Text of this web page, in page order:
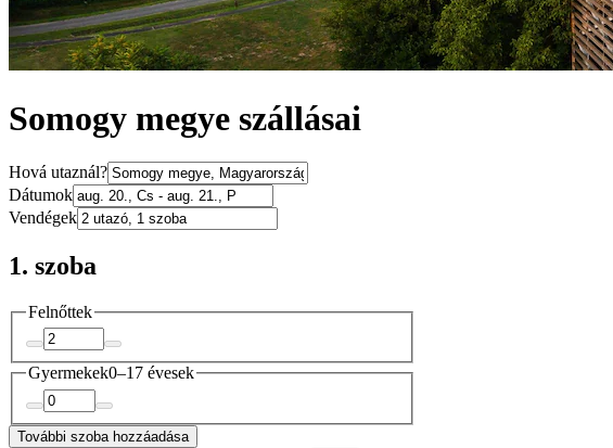
Somogy megye szállásai
Hová utaznál?
Dátumok
Vendégek
1. szoba
Felnőttek
Gyermekek0–17 évesek
További szoba hozzáadása